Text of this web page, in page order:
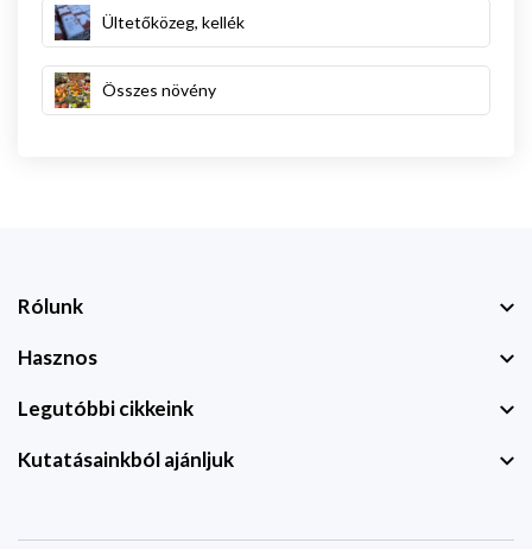
Ültetőközeg, kellék
Összes növény
Rólunk
Hasznos
Legutóbbi cikkeink
Kutatásainkból ajánljuk